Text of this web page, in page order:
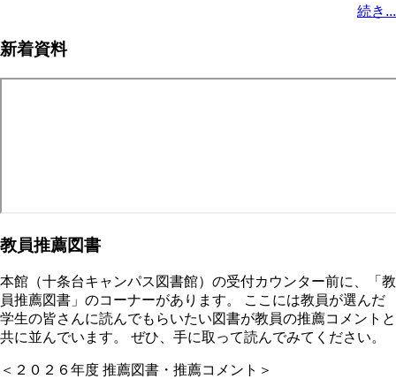
り
続き...
新着資料
教員推薦図書
本館（十条台キャンパス図書館）の受付カウンター前に、「教
員推薦図書」のコーナーがあります。 ここには教員が選んだ
学生の皆さんに読んでもらいたい図書が教員の推薦コメントと
共に並んでいます。 ぜひ、手に取って読んでみてください。
＜２０２６年度 推薦図書・推薦コメント＞